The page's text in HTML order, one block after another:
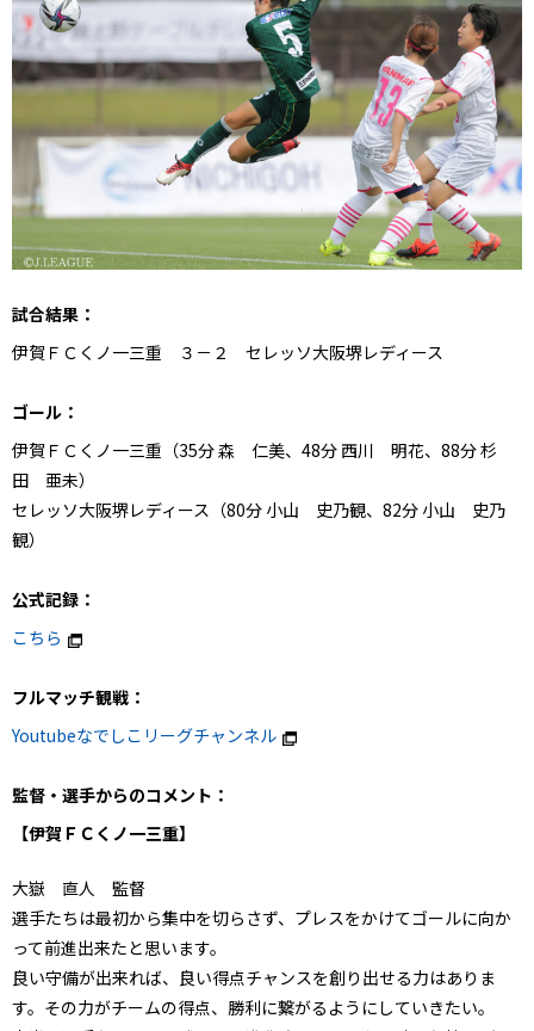
試合結果：
伊賀ＦＣくノ一三重 ３－２ セレッソ大阪堺レディース
ゴール：
伊賀ＦＣくノ一三重（35分 森 仁美、48分 西川 明花、88分 杉
田 亜未）
セレッソ大阪堺レディース（80分 小山 史乃観、82分 小山 史乃
観）
公式記録：
こちら
フルマッチ観戦：
Youtubeなでしこリーグチャンネル
監督・選手からのコメント：
【伊賀ＦＣくノ一三重】
大嶽 直人 監督
選手たちは最初から集中を切らさず、プレスをかけてゴールに向か
って前進出来たと思います。
良い守備が出来れば、良い得点チャンスを創り出せる力はありま
す。その力がチームの得点、勝利に繋がるようにしていきたい。